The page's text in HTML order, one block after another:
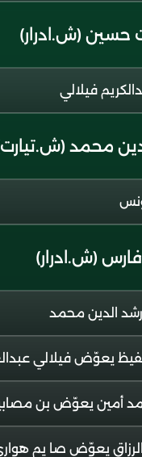
(ش.ادرار)
فيلالي
محمد
(ش.ادرار)
الدين محمد
يعوّض فيلالي
أمين يعوّض بن
يعوّض صا يم